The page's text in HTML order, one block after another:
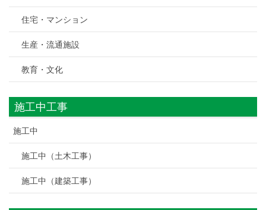
住宅・マンション
生産・流通施設
教育・文化
施工中工事
施工中
施工中（土木工事）
施工中（建築工事）